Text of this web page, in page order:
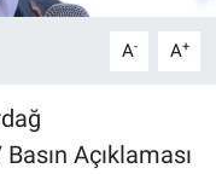
A- A+
Açıklaması